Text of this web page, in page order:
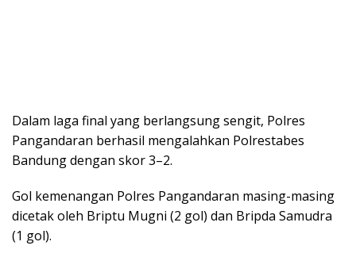
Dalam laga final yang berlangsung sengit, Polres
Pangandaran berhasil mengalahkan Polrestabes
Bandung dengan skor 3–2.
Gol kemenangan Polres Pangandaran masing-masing
dicetak oleh Briptu Mugni (2 gol) dan Bripda Samudra
(1 gol).